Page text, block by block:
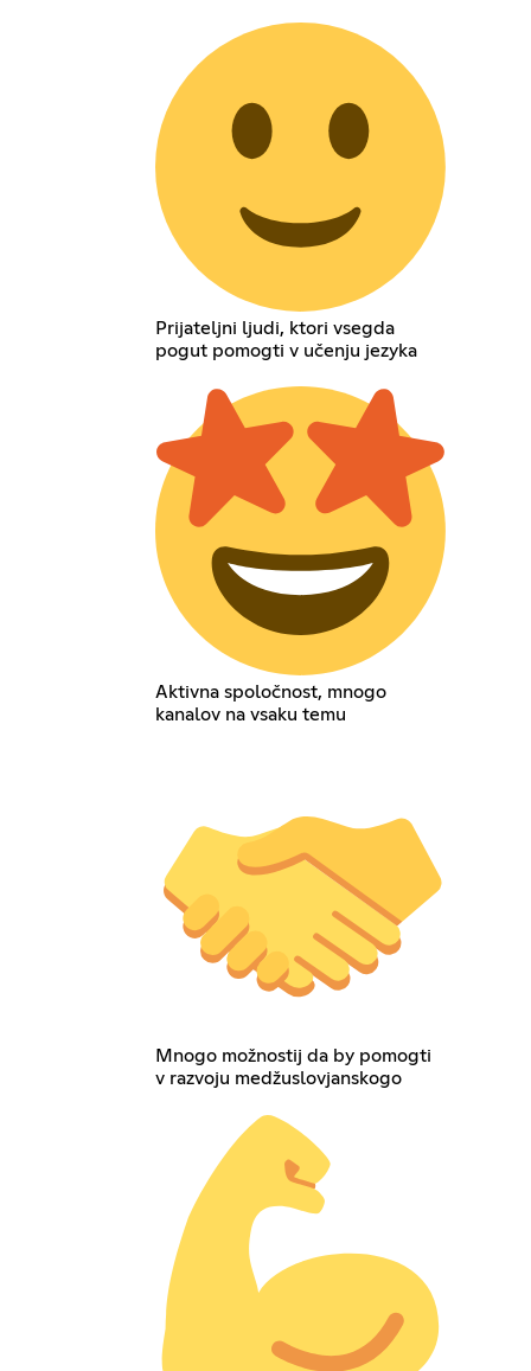
Prijateljni ljudi, ktori vsegda
pogut pomogti v učenju jezyka
Aktivna spoločnost, mnogo
kanalov na vsaku temu
Mnogo možnostij da by pomogti
v razvoju medžuslovjanskogo